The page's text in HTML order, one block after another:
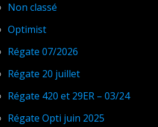
Non classé
Optimist
Régate 07/2026
Régate 20 juillet
Régate 420 et 29ER – 03/24
Régate Opti juin 2025